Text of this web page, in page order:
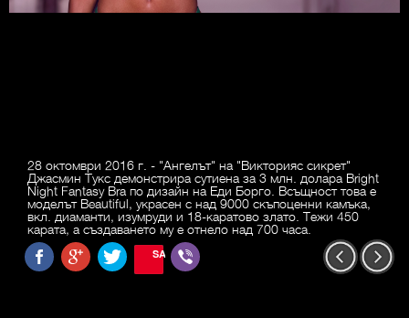
28 октомври 2016 г. - "Ангелът" на "Викторияс сикрет"
Джасмин Тукс демонстрира сутиена за 3 млн. долара Bright
Night Fantasy Bra по дизайн на Еди Борго. Всъщност това е
моделът Beautiful, украсен с над 9000 скъпоценни камъка,
вкл. диаманти, изумруди и 18-каратово злато. Тежи 450
карата, а създаването му е отнело над 700 часа.
SAVE